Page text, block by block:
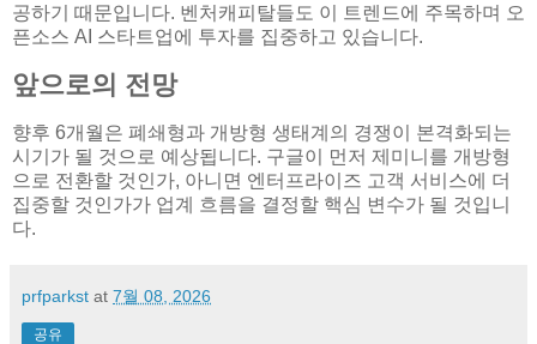
공하기 때문입니다. 벤처캐피탈들도 이 트렌드에 주목하며 오
픈소스 AI 스타트업에 투자를 집중하고 있습니다.
앞으로의 전망
향후 6개월은 폐쇄형과 개방형 생태계의 경쟁이 본격화되는
시기가 될 것으로 예상됩니다. 구글이 먼저 제미니를 개방형
으로 전환할 것인가, 아니면 엔터프라이즈 고객 서비스에 더
집중할 것인가가 업계 흐름을 결정할 핵심 변수가 될 것입니
다.
prfparkst at 7월 08, 2026
공유